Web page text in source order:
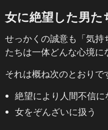
女に絶望した男た
せっかくの誠意も「気持
たちは一体どんな心境に
それは概ね次のとおりで
絶望により人間不信に
女をぞんざいに扱う